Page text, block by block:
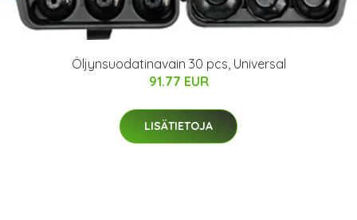
Öljynsuodatinavain 30 pcs, Universal
91.77 EUR
LISÄTIETOJA